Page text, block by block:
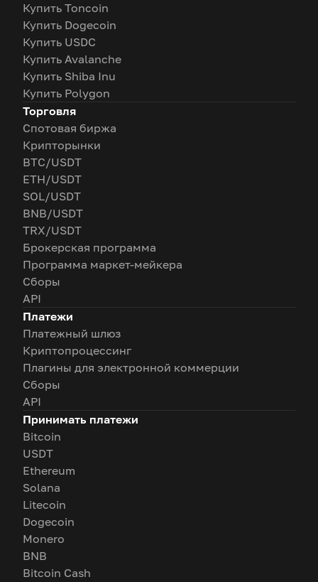
Купить Toncoin
Купить Dogecoin
Купить USDC
Купить Avalanche
Купить Shiba Inu
Купить Polygon
Торговля
Спотовая биржа
Крипторынки
BTC/USDT
ETH/USDT
SOL/USDT
BNB/USDT
TRX/USDT
Брокерская программа
Программа маркет-мейкера
Сборы
API
Платежи
Платежный шлюз
Криптопроцессинг
Плагины для электронной коммерции
Сборы
API
Принимать платежи
Bitcoin
USDT
Ethereum
Solana
Litecoin
Dogecoin
Monero
BNB
Bitcoin Cash